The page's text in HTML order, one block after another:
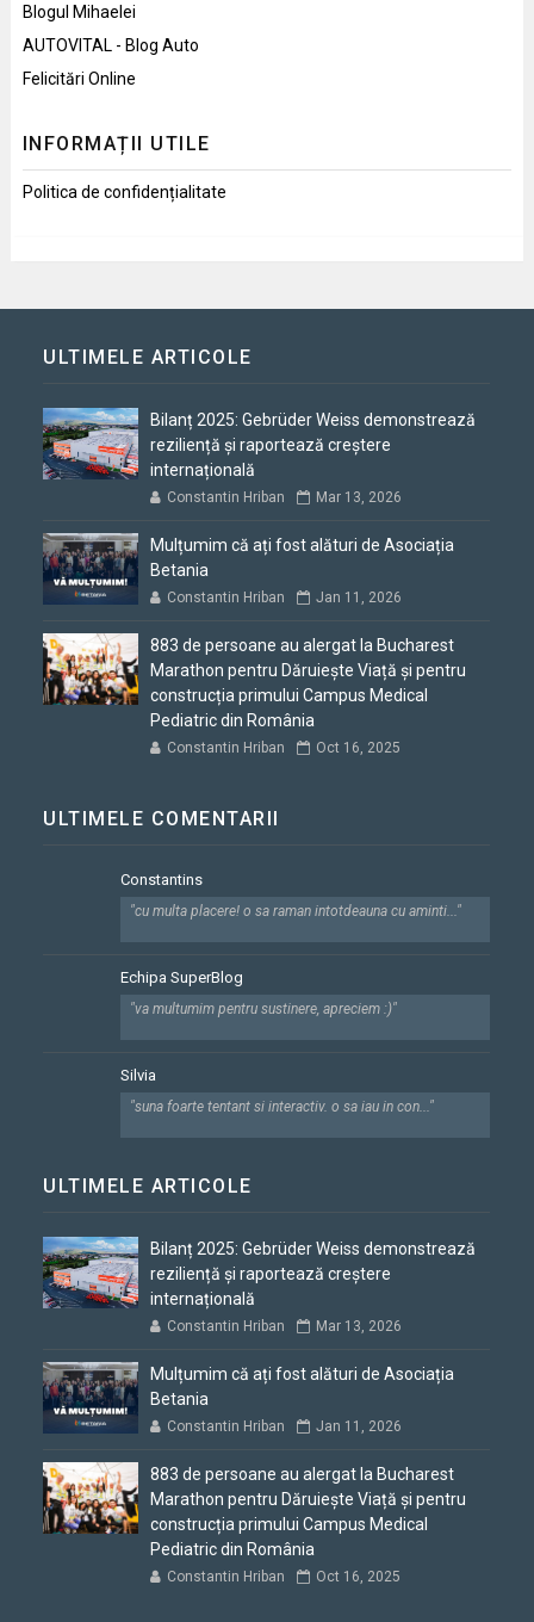
Blogul Mihaelei
AUTOVITAL - Blog Auto
Felicitări Online
INFORMAȚII UTILE
Politica de confidențialitate
ULTIMELE ARTICOLE
Bilanț 2025: Gebrüder Weiss demonstrează
reziliență și raportează creștere
internațională
Constantin Hriban Mar 13, 2026
Mulțumim că ați fost alături de Asociația
Betania
Constantin Hriban Jan 11, 2026
883 de persoane au alergat la Bucharest
Marathon pentru Dăruiește Viață și pentru
construcția primului Campus Medical
Pediatric din România
Constantin Hriban Oct 16, 2025
ULTIMELE COMENTARII
Constantins
"cu multa placere! o sa raman intotdeauna cu aminti..."
Echipa SuperBlog
"va multumim pentru sustinere, apreciem :)"
Silvia
"suna foarte tentant si interactiv. o sa iau in con..."
ULTIMELE ARTICOLE
Bilanț 2025: Gebrüder Weiss demonstrează
reziliență și raportează creștere
internațională
Constantin Hriban Mar 13, 2026
Mulțumim că ați fost alături de Asociația
Betania
Constantin Hriban Jan 11, 2026
883 de persoane au alergat la Bucharest
Marathon pentru Dăruiește Viață și pentru
construcția primului Campus Medical
Pediatric din România
Constantin Hriban Oct 16, 2025